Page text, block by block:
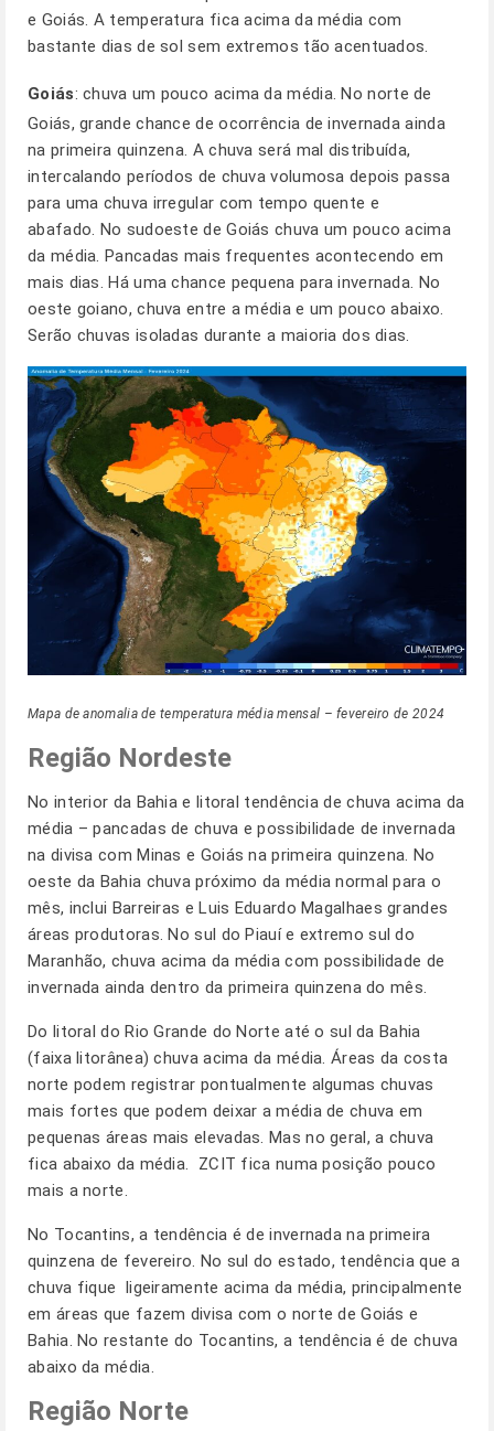
e Goiás. A temperatura fica acima da média com
bastante dias de sol sem extremos tão acentuados.
Goiás: chuva um pouco acima da média. No norte de
Goiás, grande chance de ocorrência de invernada ainda
na primeira quinzena. A chuva será mal distribuída,
intercalando períodos de chuva volumosa depois passa
para uma chuva irregular com tempo quente e
abafado. No sudoeste de Goiás chuva um pouco acima
da média. Pancadas mais frequentes acontecendo em
mais dias. Há uma chance pequena para invernada. No
oeste goiano, chuva entre a média e um pouco abaixo.
Serão chuvas isoladas durante a maioria dos dias.
Mapa de anomalia de temperatura média mensal – fevereiro de 2024
Região Nordeste
No interior da Bahia e litoral tendência de chuva acima da
média – pancadas de chuva e possibilidade de invernada
na divisa com Minas e Goiás na primeira quinzena. No
oeste da Bahia chuva próximo da média normal para o
mês, inclui Barreiras e Luis Eduardo Magalhaes grandes
áreas produtoras. No sul do Piauí e extremo sul do
Maranhão, chuva acima da média com possibilidade de
invernada ainda dentro da primeira quinzena do mês.
Do litoral do Rio Grande do Norte até o sul da Bahia
(faixa litorânea) chuva acima da média. Áreas da costa
norte podem registrar pontualmente algumas chuvas
mais fortes que podem deixar a média de chuva em
pequenas áreas mais elevadas. Mas no geral, a chuva
fica abaixo da média. ZCIT fica numa posição pouco
mais a norte.
No Tocantins, a tendência é de invernada na primeira
quinzena de fevereiro. No sul do estado, tendência que a
chuva fique ligeiramente acima da média, principalmente
em áreas que fazem divisa com o norte de Goiás e
Bahia. No restante do Tocantins, a tendência é de chuva
abaixo da média.
Região Norte